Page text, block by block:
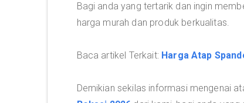
Bagi anda yang tertarik dan ingin
harga murah dan produk berkualitas.
Baca artikel Terkait: Harga Atap
Demikian sekilas informasi mengenai